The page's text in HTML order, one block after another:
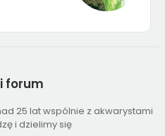
forum
25 lat wspólnie z akwarystami
i dzielimy się